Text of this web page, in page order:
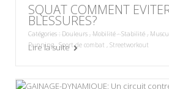
SQUAT COMMENT
BLESSURES?
Catégories : Douleurs , Mobilité - Stabilité ,
Running, Sport de combat Streetworkout
Lire la suite